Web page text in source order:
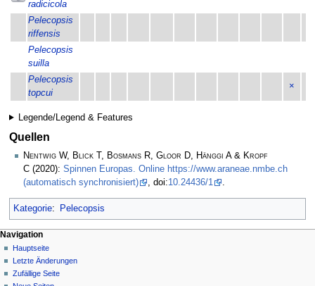
radicicola
Pelecopsis
riffensis
Pelecopsis
suilla
Pelecopsis
topcui
×
Legende/Legend & Features
Quellen
Nentwig W, Blick T, Bosmans R, Gloor D, Hänggi A & Kropf
C (2020): Spinnen Europas. Online https://www.araneae.nmbe.ch
(automatisch synchronisiert)
, doi:10.24436/1
Kategorie: Pelecopsis
Navigation
Hauptseite
Letzte Änderungen
Zufällige Seite